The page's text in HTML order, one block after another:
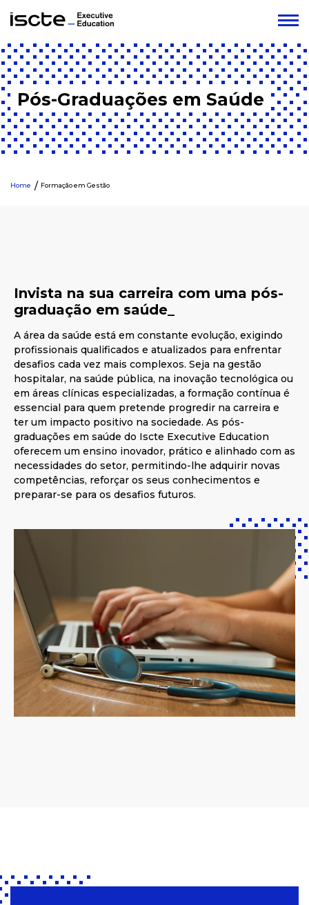
Pós-Graduações em Saúde
Home Formação em Gestão
Invista na sua carreira com uma pós-
graduação em saúde_
A área da saúde está em constante evolução, exigindo
profissionais qualificados e atualizados para enfrentar
desafios cada vez mais complexos. Seja na gestão
hospitalar, na saúde pública, na inovação tecnológica ou
em áreas clínicas especializadas, a formação contínua é
essencial para quem pretende progredir na carreira e
ter um impacto positivo na sociedade. As pós-
graduações em saúde do Iscte Executive Education
oferecem um ensino inovador, prático e alinhado com as
necessidades do setor, permitindo-lhe adquirir novas
competências, reforçar os seus conhecimentos e
preparar-se para os desafios futuros.